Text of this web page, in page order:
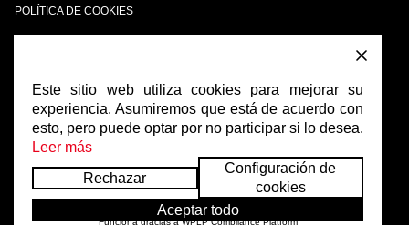
POLÍTICA DE COOKIES
FACEBOOK
INSTAGRAM
Este sitio web utiliza cookies para mejorar su
experiencia. Asumiremos que está de acuerdo con
esto, pero puede optar por no participar si lo desea.
Leer más
Rechazar
Configuración de
cookies
Aceptar todo
Funciona gracias aWPLP Compliance Platform